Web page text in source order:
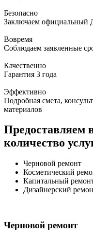
Безопасно
Заключаем официальный
Вовремя
Соблюдаем заявленные
Качественно
Гарантия 3 года
Эффективно
Подробная смета,
материалов
Предоставляем
количество
Черновой ремонт
Косметический
Капитальный
Дизайнерский
Черновой ремонт